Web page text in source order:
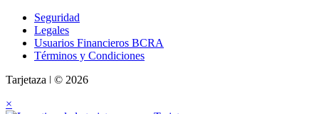
Seguridad
Legales
Usuarios Financieros BCRA
Términos y Condiciones
Tarjetaza ǀ © 2026
×